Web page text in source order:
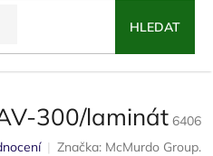
HLEDAT
300/laminát 6406
Značka: McMurdo Group.